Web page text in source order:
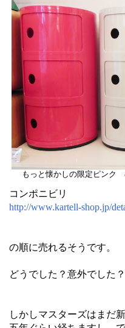
もっと懐かしの限定ピンク
コンポニビリ
http://www.kartell-shop.jp/
の順に売れるそうです。
どうでした？意外でした
しかしマスターズはまだ